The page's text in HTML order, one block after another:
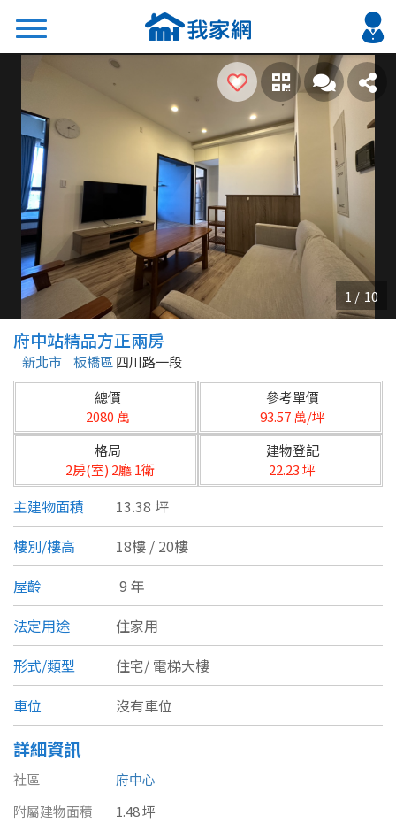
搜尋
熱門關鍵字
2026 台北降價好屋限量釋出
2026 新北降價好屋限量釋出
2026 台中降價好屋限量釋出
2026 台南降價好屋限量釋出
2026 高雄降價好屋限量釋出
縣市
不限
台北市
基隆市
新北市
宜蘭縣
桃園市
新竹市
新竹縣
苗栗縣
台中市
區域
類型(可複選)
公寓
別墅 透天厝
農舍 辦公
坪數
不拘
府中站精品方正兩房
新北市 板橋區 四川路一段
總價
2080 萬
參考單價
93.57 萬/坪
格局
2房(室) 2廳 1衛
建物登記
22.23 坪
主建物面積
13.38 坪
樓別/樓高
18樓 / 20樓
屋齡
9 年
法定用途
住家用
形式/類型
住宅/ 電梯大樓
車位
沒有車位
詳細資訊
社區
府中心
附屬建物面積
1.48 坪